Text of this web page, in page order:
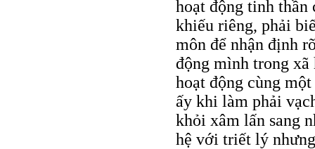
hoạt động tinh thần
khiếu riêng, phải
môn để nhận định
động mình trong
hoạt động cùng
ấy khi làm phải
khỏi xâm lấn sang
hệ với triết lý